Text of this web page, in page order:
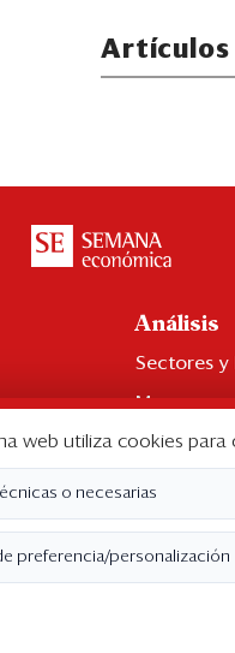
Artículos
Análisis
Sectores y
Economía
Ranking
Blogs
web utiliza cookies para
o necesarias
preferencia/personalización